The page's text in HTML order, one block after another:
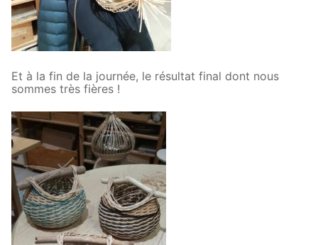
Et à la fin de la journée, le résultat final dont nous
sommes très fières !